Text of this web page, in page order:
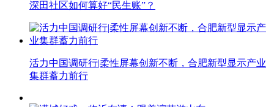
深田社区如何算好“民生账”？
活力中国调研行|柔性屏幕创新不断，合肥新型显示产业
集群蓄力前行